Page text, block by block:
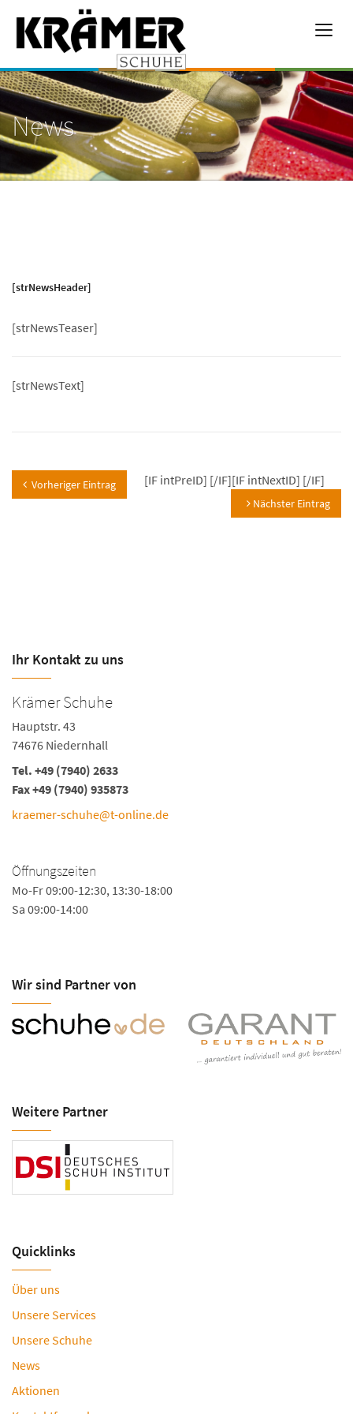
News
[strNewsHeader]
[strNewsTeaser]
[strNewsText]
[IF intPreID]
Vorheriger Eintrag [/IF][IF intNextID]
Nächster Eintrag
[/IF]
Ihr Kontakt zu uns
Krämer Schuhe
Hauptstr. 43
74676 Niedernhall
Tel. +49 (7940) 2633
Fax +49 (7940) 935873
kraemer-schuhe@t-online.de
Öffnungszeiten
Mo-Fr 09:00-12:30, 13:30-18:00
Sa 09:00-14:00
Wir sind Partner von
Weitere Partner
Quicklinks
Über uns
Unsere Services
Unsere Schuhe
News
Aktionen